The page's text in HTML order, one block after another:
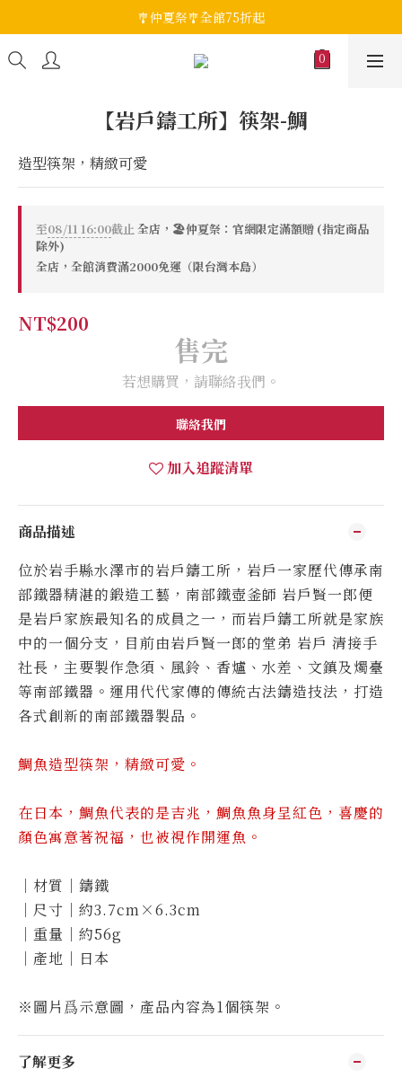
🎐仲夏祭🎐全館75折起
【岩戶鑄工所】筷架-鯛
造型筷架，精緻可愛
至08/11 16:00截止 全店，🏖️仲夏祭：官網限定滿額贈 (指定商品
除外)
全店，全館消費滿2000免運（限台灣本島）
NT$200
售完
若想購買，請聯絡我們。
聯絡我們
加入追蹤清單
商品描述
位於岩手縣水澤市的岩戶鑄工所，岩戶一家歷代傳承南
部鐵器精湛的鍛造工藝，南部鐵壺釜師 岩戶賢一郎便
是岩戶家族最知名的成員之一，而岩戶鑄工所就是家族
中的一個分支，目前由岩戶賢一郎的堂弟 岩戶 清接手
社長，主要製作急須、風鈴、香爐、水差、文鎮及燭臺
等南部鐵器。運用代代家傳的傳統古法鑄造技法，打造
各式創新的南部鐵器製品。
鯛魚造型筷架，精緻可愛。
在日本，鯛魚代表的是吉兆，鯛魚魚身呈紅色，喜慶的
顏色寓意著祝福，也被視作開運魚。
｜材質｜鑄鐵
｜尺寸｜約3.7cm×6.3cm
｜重量｜約56g
｜產地｜日本
※圖片爲示意圖，產品內容為1個筷架。
了解更多